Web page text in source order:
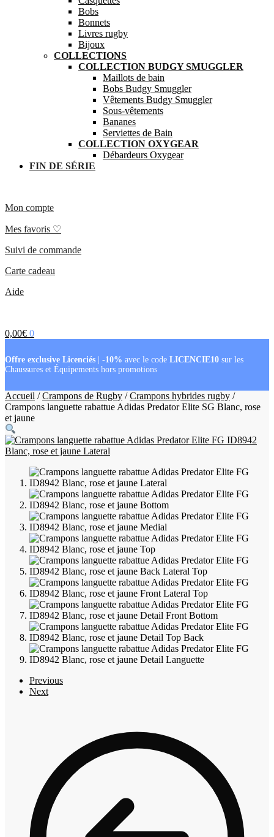
Bobs
Bonnets
Livres rugby
Bijoux
COLLECTIONS
COLLECTION BUDGY SMUGGLER
Maillots de bain
Bobs Budgy Smuggler
Vêtements Budgy Smuggler
Sous-vêtements
Bananes
Serviettes de Bain
COLLECTION OXYGEAR
Débardeurs Oxygear
FIN DE SÉRIE
Mon compte
Mes favoris ♡
Suivi de commande
Carte cadeau
Aide
0,00€ 0
Offre exclusive Licenciés -10% avec le code LICENCIE10 sur les
Chaussures et Équipements hors promotions
Accueil /Crampons de Rugby /Crampons hybrides rugby /
Crampons languette rabattue Adidas Predator Elite SG Blanc, rose
et jaune
Previous
Next